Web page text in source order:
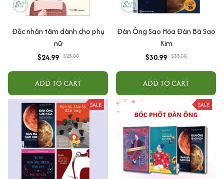
Đắc nhân tâm dành cho phụ
nữ
$24.99 $25.00
ADD TO CART
Đàn Ông Sao Hỏa Đàn Bà Sao
Kim
$30.99 $35.00
ADD TO CART
SALE SALE